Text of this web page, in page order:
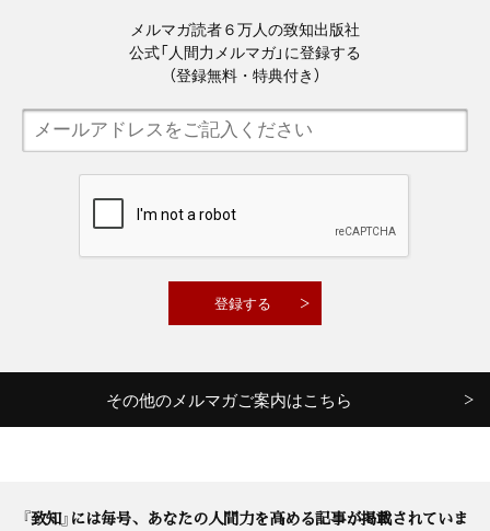
メルマガ読者６万人の致知出版社
公式「人間力メルマガ」に登録する
（登録無料・特典付き）
その他のメルマガご案内はこちら
『致知』には毎号、あなたの人間力を高める記事が掲載されていま